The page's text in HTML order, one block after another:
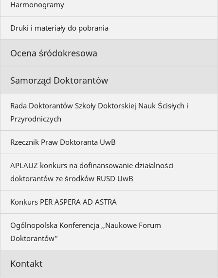
Harmonogramy
Druki i materiały do pobrania
Ocena śródokresowa
Samorząd Doktorantów
Rada Doktorantów Szkoły Doktorskiej Nauk Ścisłych i
Przyrodniczych
Rzecznik Praw Doktoranta UwB
APLAUZ konkurs na dofinansowanie działalności
doktorantów ze środków RUSD UwB
Konkurs PER ASPERA AD ASTRA
Ogólnopolska Konferencja ,,Naukowe Forum
Doktorantów”
Kontakt